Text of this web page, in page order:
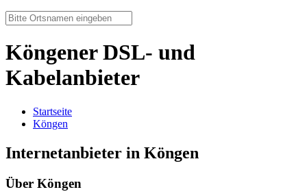
Köngener DSL- und
Kabelanbieter
Startseite
Köngen
Internetanbieter in Köngen
Über Köngen